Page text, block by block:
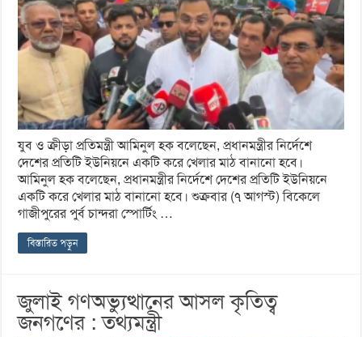
যুব ও ক্রীড়া প্রতিমন্ত্রী আমিনুল হক বলেছেন, প্রধানমন্ত্রীর নির্দেশে
দেশের প্রতিটি ইউনিয়নে একটি করে খেলার মাঠ বানানো হবে।
আমিনুল হক বলেছেন, প্রধানমন্ত্রীর নির্দেশে দেশের প্রতিটি ইউনিয়নে
একটি করে খেলার মাঠ বানানো হবে। শুক্রবার (৭ আগস্ট) বিকেলে
গাজীপুরের পুর্ব চান্দরা স্পোর্টিং …
বিস্তারিত পড়ুন
জুলাই গণঅভ্যুত্থানের আসল কৃতিত্ব
জনগণের : তথ্যমন্ত্রী